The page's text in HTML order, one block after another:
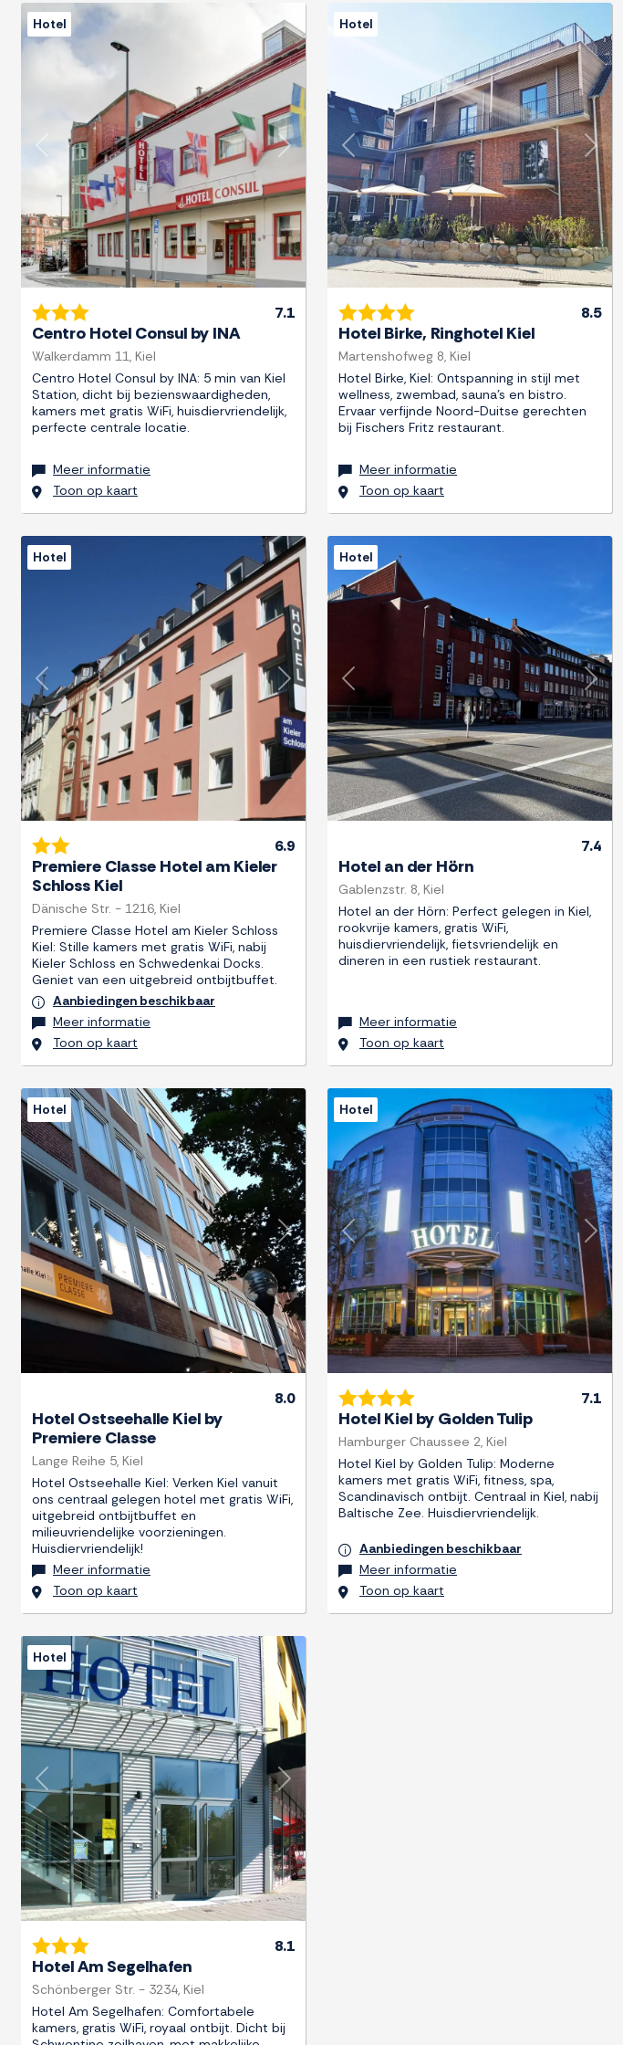
Previous Next
Hotel
7.1
Centro Hotel Consul by INA
Walkerdamm 11, Kiel
Centro Hotel Consul by INA: 5 min van Kiel
Station, dicht bij bezienswaardigheden,
kamers met gratis WiFi, huisdiervriendelijk,
perfecte centrale locatie.
Meer informatie
Toon op kaart
Previous Next
Hotel
8.5
Hotel Birke, Ringhotel Kiel
Martenshofweg 8, Kiel
Hotel Birke, Kiel: Ontspanning in stijl met
wellness, zwembad, sauna's en bistro.
Ervaar verfijnde Noord-Duitse gerechten
bij Fischers Fritz restaurant.
Meer informatie
Toon op kaart
Previous Next
Hotel
6.9
Premiere Classe Hotel am Kieler
Schloss Kiel
Dänische Str. - 1216, Kiel
Premiere Classe Hotel am Kieler Schloss
Kiel: Stille kamers met gratis WiFi, nabij
Kieler Schloss en Schwedenkai Docks.
Geniet van een uitgebreid ontbijtbuffet.
Aanbiedingen beschikbaar
Meer informatie
Toon op kaart
Previous Next
Hotel
7.4
Hotel an der Hörn
Gablenzstr. 8, Kiel
Hotel an der Hörn: Perfect gelegen in Kiel,
rookvrije kamers, gratis WiFi,
huisdiervriendelijk, fietsvriendelijk en
dineren in een rustiek restaurant.
Meer informatie
Toon op kaart
Previous Next
Hotel
8.0
Hotel Ostseehalle Kiel by
Premiere Classe
Lange Reihe 5, Kiel
Hotel Ostseehalle Kiel: Verken Kiel vanuit
ons centraal gelegen hotel met gratis WiFi,
uitgebreid ontbijtbuffet en
milieuvriendelijke voorzieningen.
Huisdiervriendelijk!
Meer informatie
Toon op kaart
Previous Next
Hotel
7.1
Hotel Kiel by Golden Tulip
Hamburger Chaussee 2, Kiel
Hotel Kiel by Golden Tulip: Moderne
kamers met gratis WiFi, fitness, spa,
Scandinavisch ontbijt. Centraal in Kiel, nabij
Baltische Zee. Huisdiervriendelijk.
Aanbiedingen beschikbaar
Meer informatie
Toon op kaart
Previous Next
Hotel
8.1
Hotel Am Segelhafen
Schönberger Str. - 3234, Kiel
Hotel Am Segelhafen: Comfortabele
kamers, gratis WiFi, royaal ontbijt. Dicht bij